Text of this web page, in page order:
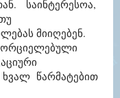
საინტერესოა,
მიიღებენ.
ხვალ წარმატებით